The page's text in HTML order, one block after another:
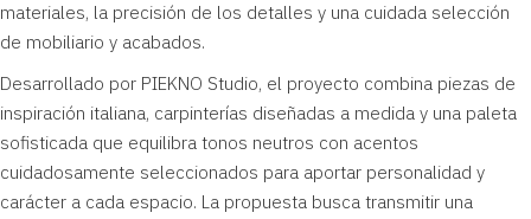
materiales, la precisión de los detalles y una cuidada selección
de mobiliario y acabados.
Desarrollado por PIEKNO Studio, el proyecto combina piezas de
inspiración italiana, carpinterías diseñadas a medida y una paleta
sofisticada que equilibra tonos neutros con acentos
cuidadosamente seleccionados para aportar personalidad y
carácter a cada espacio. La propuesta busca transmitir una